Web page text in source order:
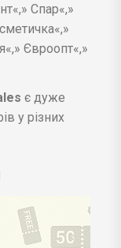
Спар«,»
Євроопт«,»
є дуже
у різних